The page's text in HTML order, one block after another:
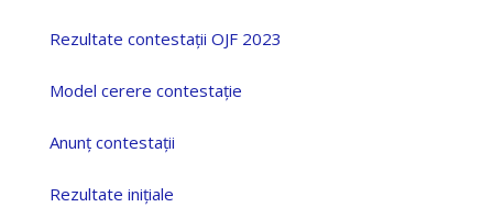
Rezultate contestații OJF 2023
Model cerere contestație
Anunț contestații
Rezultate inițiale